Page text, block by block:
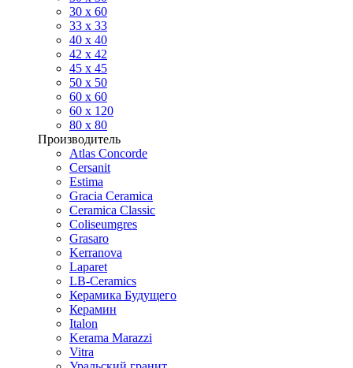
30 x 60
33 x 33
40 х 40
42 x 42
45 x 45
50 x 50
60 х 60
60 x 120
80 x 80
Производитель
Atlas Concorde
Cersanit
Estima
Gracia Ceramica
Ceramica Classic
Coliseumgres
Grasaro
Kerranova
Laparet
LB-Ceramics
Керамика Будущего
Керамин
Italon
Kerama Marazzi
Vitra